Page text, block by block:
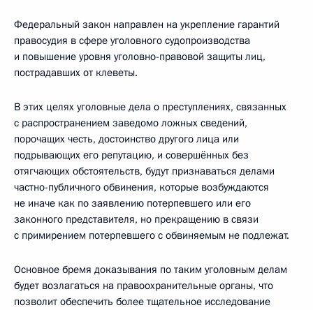
Федеральный закон направлен на укрепление гарантий
правосудия в сфере уголовного судопроизводства
и повышение уровня уголовно-правовой защиты лиц,
пострадавших от клеветы.
В этих целях уголовные дела о преступлениях, связанных
с распространением заведомо ложных сведений,
порочащих честь, достоинство другого лица или
подрывающих его репутацию, и совершённых без
отягчающих обстоятельств, будут признаваться делами
частно-публичного обвинения, которые возбуждаются
не иначе как по заявлению потерпевшего или его
законного представителя, но прекращению в связи
с примирением потерпевшего с обвиняемым не подлежат.
Основное бремя доказывания по таким уголовным делам
будет возлагаться на правоохранительные органы, что
позволит обеспечить более тщательное исследование